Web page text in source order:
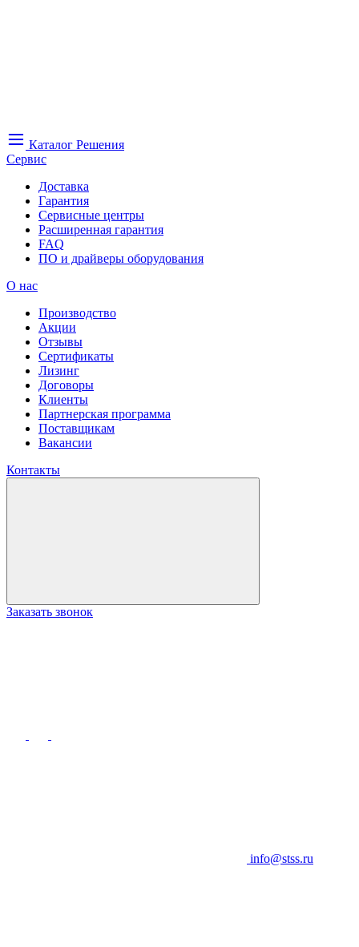
Каталог Решения
Сервис
Доставка
Гарантия
Сервисные центры
Расширенная гарантия
FAQ
ПО и драйверы оборудования
О нас
Производство
Акции
Отзывы
Сертификаты
Лизинг
Договоры
Клиенты
Партнерская программа
Поставщикам
Вакансии
Контакты
Заказать звонок
info@stss.ru